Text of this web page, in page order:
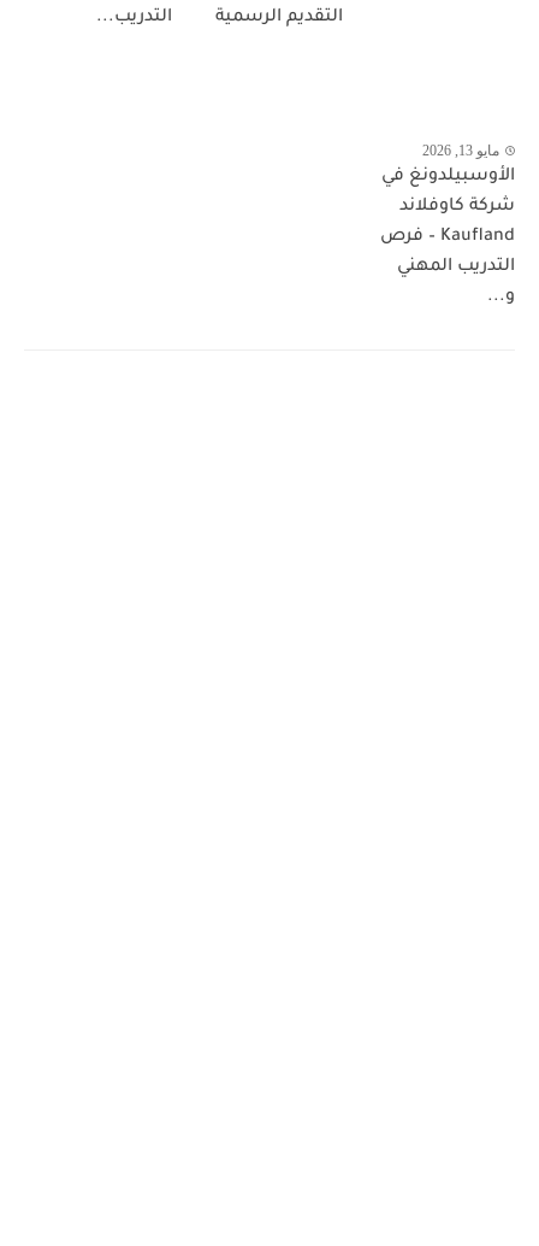
التقديم الرسمية
التدريب...
مايو 13, 2026
الأوسبيلدونغ في
شركة كاوفلاند
Kaufland – فرص
التدريب المهني
و...